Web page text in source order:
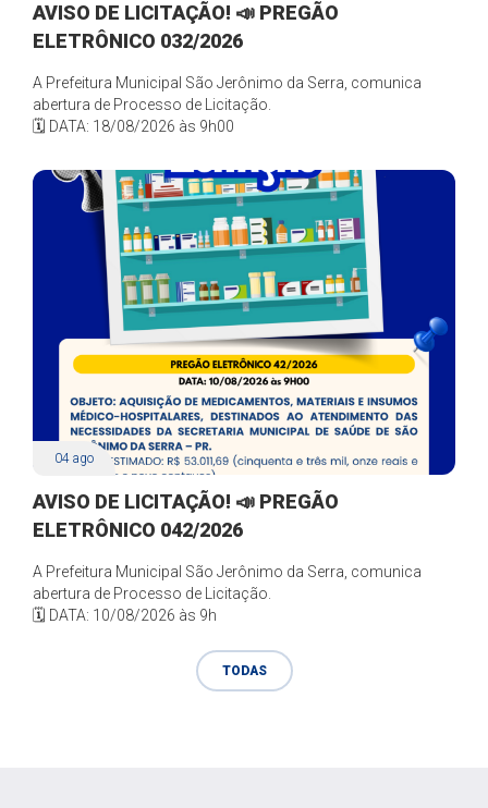
AVISO DE LICITAÇÃO! 📣 PREGÃO
ELETRÔNICO 032/2026
A Prefeitura Municipal São Jerônimo da Serra, comunica
abertura de Processo de Licitação.
🗓️ DATA: 18/08/2026 às 9h00
04 ago
AVISO DE LICITAÇÃO! 📣 PREGÃO
ELETRÔNICO 042/2026
A Prefeitura Municipal São Jerônimo da Serra, comunica
abertura de Processo de Licitação.
🗓️ DATA: 10/08/2026 às 9h
TODAS